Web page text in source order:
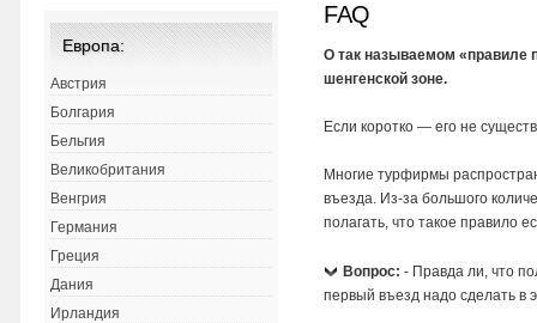
FAQ
О так называемом «правиле
шенгенской зоне.
Если коротко — его не
Многие турфирмы
въезда. Из-за большого
полагать, что такое правило
Вопрос: - Правда ли, что
первый въезд надо сделать в
Европа:
Австрия
Болгария
Бельгия
Великобритания
Венгрия
Германия
Греция
Дания
Ирландия